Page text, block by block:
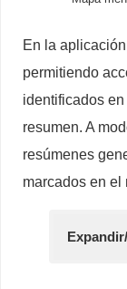
En la
permitiendo
identificados
resumen. A
resúmenes
marcados en el